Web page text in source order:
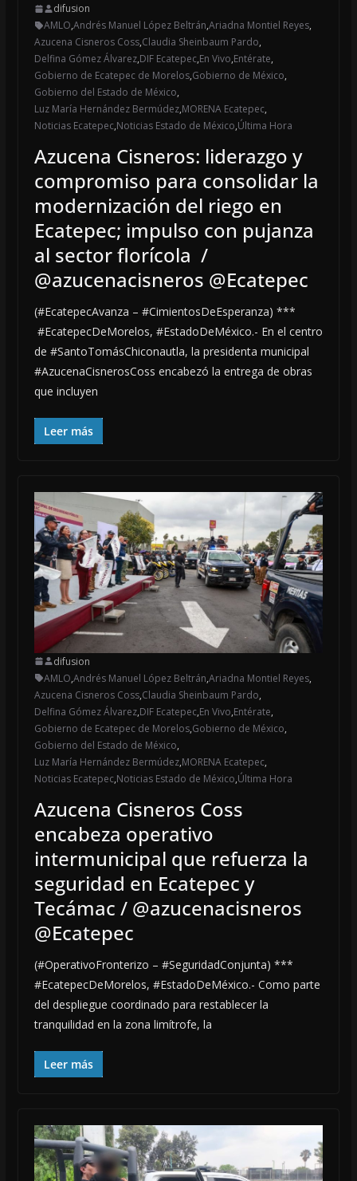
difusion
AMLO,Andrés Manuel López Beltrán,Ariadna Montiel Reyes,
Azucena Cisneros Coss,Claudia Sheinbaum Pardo,
Delfina Gómez Álvarez,DIF Ecatepec,En Vivo,Entérate,
Gobierno de Ecatepec de Morelos,Gobierno de México,
Gobierno del Estado de México,
Luz María Hernández Bermúdez,MORENA Ecatepec,
Noticias Ecatepec,Noticias Estado de México,Última Hora
Azucena Cisneros: liderazgo y
compromiso para consolidar la
modernización del riego en
Ecatepec; impulso con pujanza
al sector florícola /
@azucenacisneros @Ecatepec
(#EcatepecAvanza – #CimientosDeEsperanza) ***
#EcatepecDeMorelos, #EstadoDeMéxico.- En el centro
de #SantoTomásChiconautla, la presidenta municipal
#AzucenaCisnerosCoss encabezó la entrega de obras
que incluyen
Leer más
difusion
AMLO,Andrés Manuel López Beltrán,Ariadna Montiel Reyes,
Azucena Cisneros Coss,Claudia Sheinbaum Pardo,
Delfina Gómez Álvarez,DIF Ecatepec,En Vivo,Entérate,
Gobierno de Ecatepec de Morelos,Gobierno de México,
Gobierno del Estado de México,
Luz María Hernández Bermúdez,MORENA Ecatepec,
Noticias Ecatepec,Noticias Estado de México,Última Hora
Azucena Cisneros Coss
encabeza operativo
intermunicipal que refuerza la
seguridad en Ecatepec y
Tecámac / @azucenacisneros
@Ecatepec
(#OperativoFronterizo – #SeguridadConjunta) ***
#EcatepecDeMorelos, #EstadoDeMéxico.- Como parte
del despliegue coordinado para restablecer la
tranquilidad en la zona limítrofe, la
Leer más